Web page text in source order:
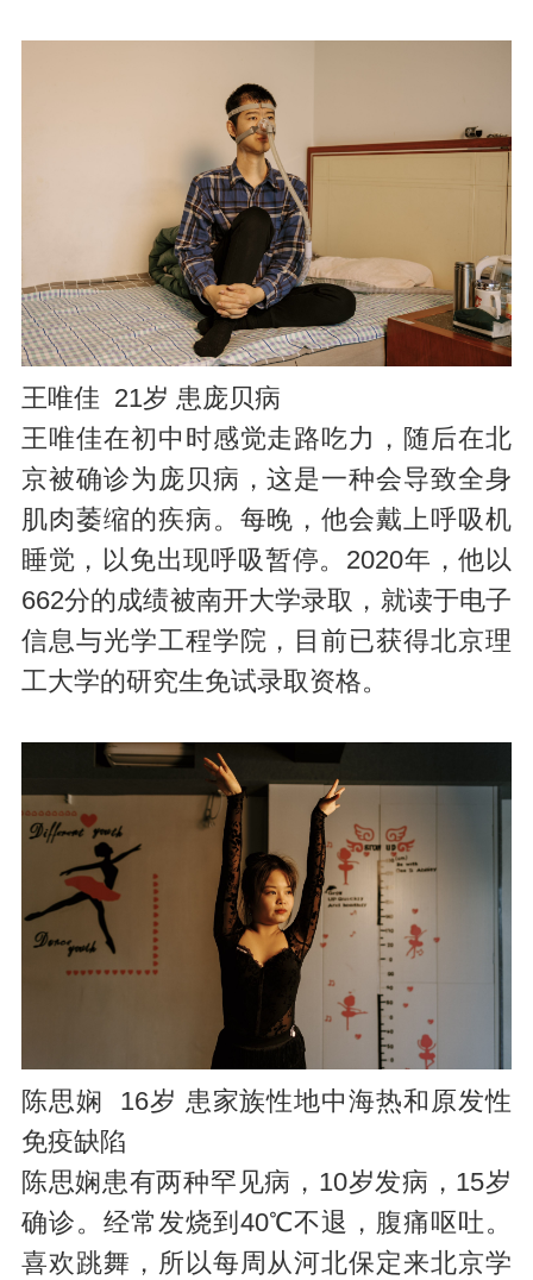
王唯佳 21岁 患庞贝病
王唯佳在初中时感觉走路吃力，随后在北
京被确诊为庞贝病，这是一种会导致全身
肌肉萎缩的疾病。每晚，他会戴上呼吸机
睡觉，以免出现呼吸暂停。2020年，他以
662分的成绩被南开大学录取，就读于电子
信息与光学工程学院，目前已获得北京理
工大学的研究生免试录取资格。
陈思娴 16岁 患家族性地中海热和原发性
免疫缺陷
陈思娴患有两种罕见病，10岁发病，15岁
确诊。经常发烧到40℃不退，腹痛呕吐。
喜欢跳舞，所以每周从河北保定来北京学